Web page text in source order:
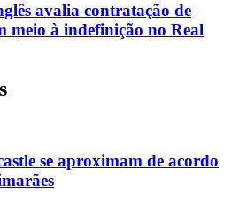
avalia contratação de
meio à indefinição no Real
se aproximam de acordo